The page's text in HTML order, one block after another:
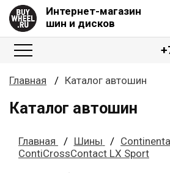
Интернет-магазин
шин и дисков
Главная Каталог автошин
Каталог автошин
Главная Шины
ContiCrossContact LX Sport